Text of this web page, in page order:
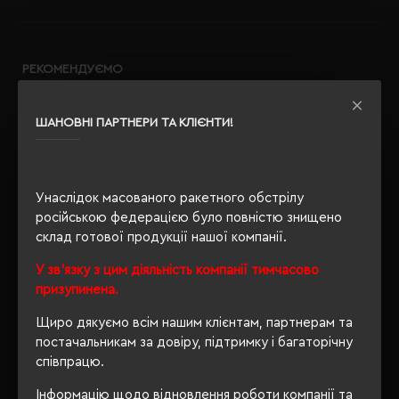
ШАНОВНІ ПАРТНЕРИ ТА КЛІЄНТИ!
Унаслідок масованого ракетного обстрілу
російською федерацією було повністю знищено
склад готової продукції нашої компанії.
У зв'язку з цим діяльність компанії тимчасово
призупинена.
Щиро дякуємо всім нашим клієнтам, партнерам та
постачальникам за довіру, підтримку і багаторічну
співпрацю.
Інформацію щодо відновлення роботи компанії та
РЕКОМЕНДУЄМО